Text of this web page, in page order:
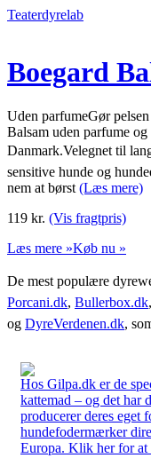
Teaterdyrelab
Boegard
Uden parfumeGør
Balsam uden parfume
Danmark.Velegnet til
sensitive hunde og
nem at børst (Læs mere)
119 kr. (Vis fragtpris)
Læs mere »Køb nu »
De mest populære
Porcani.dk, Bullerbox.dk,
og DyreVerdenen.dk,
Hos Gilpa.dk er de
kattemad – og det har
producerer deres eget
hundefodermærker
Europa. Klik her for at